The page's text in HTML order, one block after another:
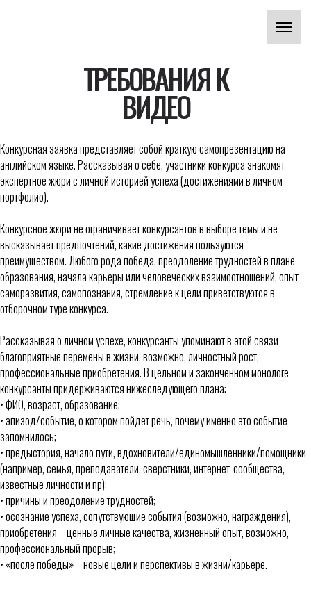
ТРЕБОВАНИЯ К
ВИДЕО
Конкурсная заявка представляет собой краткую самопрезентацию на
английском языке. Рассказывая о себе, участники конкурса знакомят
экспертное жюри с личной историей успеха (достижениями в личном
портфолио).
Конкурсное жюри не ограничивает конкурсантов в выборе темы и не
высказывает предпочтений, какие достижения пользуются
преимуществом. Любого рода победа, преодоление трудностей в плане
образования, начала карьеры или человеческих взаимоотношений, опыт
саморазвития, самопознания, стремление к цели приветствуются в
отборочном туре конкурса.
Рассказывая о личном успехе, конкурсанты упоминают в этой связи
благоприятные перемены в жизни, возможно, личностный рост,
профессиональные приобретения. В цельном и законченном монологе
конкурсанты придерживаются нижеследующего плана:
• ФИО, возраст, образование;
• эпизод/событие, о котором пойдет речь, почему именно это событие
запомнилось;
• предыстория, начало пути, вдохновители/единомышленники/помощники
(например, семья, преподаватели, сверстники, интернет-сообщества,
известные личности и пр);
• причины и преодоление трудностей;
• осознание успеха, сопутствующие события (возможно, награждения),
приобретения – ценные личные качества, жизненный опыт, возможно,
профессиональный прорыв;
• «после победы» – новые цели и перспективы в жизни/карьере.